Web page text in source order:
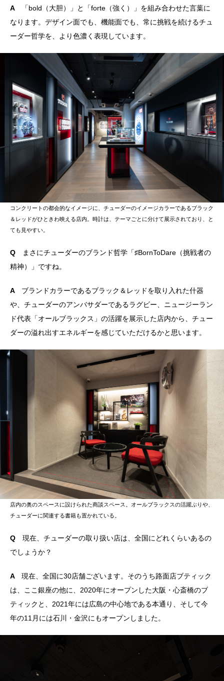
A
「bold（大胆）」と「forte（強く）」を組み合わせた言葉に
なります。デザイン面でも、機能面でも、常に挑戦を続けるチュ
ーダー哲学を、より色濃く表現しています。
コンクリートの都会的なイメージに、チューダーのイメージカラーであるブラック
＆レッドがひときわ映える店内。時計は、テーマごとに分けて展示されており、と
ても見やすい。
Q
まさにチューダーのブランド哲学「♯BornToDare（挑戦者の
精神）」ですね。
A ブランドカラーであるブラック＆レッドを取り入れた什器
や、チューダーのアンバサダーであるラグビー、ニュージーラン
ド代表「オールブラックス」の活躍を展示した店内から、チュー
ダーの溢れ出すエネルギーを感じていただけるかと思います。
店内の奥のスペースに設けられた商談スペース。オールブラックスの活躍ぶりや、
チューダーに関連する書籍も置かれている。
Q 現在、チューダーの取り扱い店は、全国にどれくらいあるの
でしょうか？
A 現在、全国に30店舗ございます。そのうち路面店ブティック
は、ここ銀座の他に、2020年にオープンした大阪・心斎橋のブ
ティックと、2021年には広島の中心地である本通り、そして今
年の11月には石川・金沢にもオープンしました。